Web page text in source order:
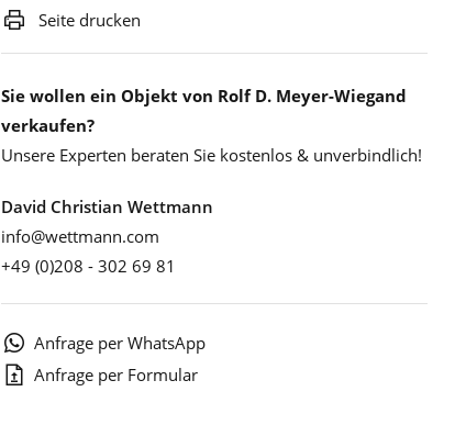
Seite drucken
Sie wollen ein Objekt von Rolf D. Meyer-Wiegand
verkaufen?
Unsere Experten beraten Sie kostenlos & unverbindlich!
David Christian Wettmann
info@wettmann.com
+49 (0)208 - 302 69 81
Anfrage per WhatsApp
Anfrage per Formular